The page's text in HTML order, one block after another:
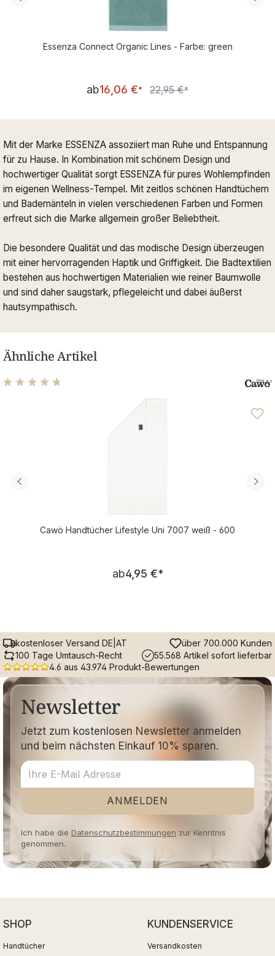
Essenza Connect Organic Lines - Farbe: green
Verkaufspreis:
ab16,06 €* Regulärer Preis:
22,95 €*
Mit der Marke ESSENZA assoziiert man Ruhe und Entspannung
für zu Hause. In Kombination mit schönem Design und
hochwertiger Qualität sorgt ESSENZA für pures Wohlempfinden
im eigenen Wellness-Tempel. Mit zeitlos schönen Handtüchern
und Bademänteln in vielen verschiedenen Farben und Formen
erfreut sich die Marke allgemein großer Beliebtheit.
Die besondere Qualität und das modische Design überzeugen
mit einer hervorragenden Haptik und Griffigkeit. Die Badtextilien
bestehen aus hochwertigen Materialien wie reiner Baumwolle
und sind daher saugstark, pflegeleicht und dabei äußerst
hautsympathisch.
Ähnliche Artikel
Durchschnittliche Bewertung von 4.68 von 5 Sternen
Cawö Handtücher Lifestyle Uni 7007 weiß - 600
Regulärer Preis:
ab4,95 €*
kostenloser Versand DE|AT
über 700.000 Kunden
100 Tage Umtausch-Recht
55.568 Artikel sofort lieferbar
4.6 aus 43.974 Produkt-Bewertungen
Newsletter
Jetzt zum kostenlosen Newsletter anmelden
und beim nächsten Einkauf 10% sparen.
ANMELDEN
Ich habe die Datenschutzbestimmungen zur Kenntnis
genommen.
SHOP
Handtücher
KUNDENSERVICE
Versandkosten